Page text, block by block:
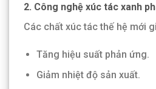
2. Công nghệ xúc tác xanh
Các chất xúc tác thế hệ mới
Tăng hiệu suất phản ứng.
Giảm nhiệt độ sản xuất.